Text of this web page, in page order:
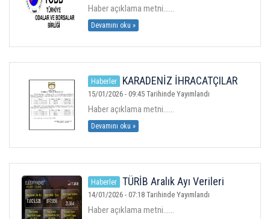
Haber açıklama metni......
Devamını oku »
Haberler
KARADENİZ İHRACATÇILAR
BİRLİĞİ ARALIK AYI İHRACAT BÜLTENİ
YAYINDA
15/01/2026 - 09:45 Tarihinde Yayımlandı
Haber açıklama metni......
Devamını oku »
Haberler
TÜRİB Aralık Ayı Verileri
Yayında
14/01/2026 - 07:18 Tarihinde Yayımlandı
Haber açıklama metni......